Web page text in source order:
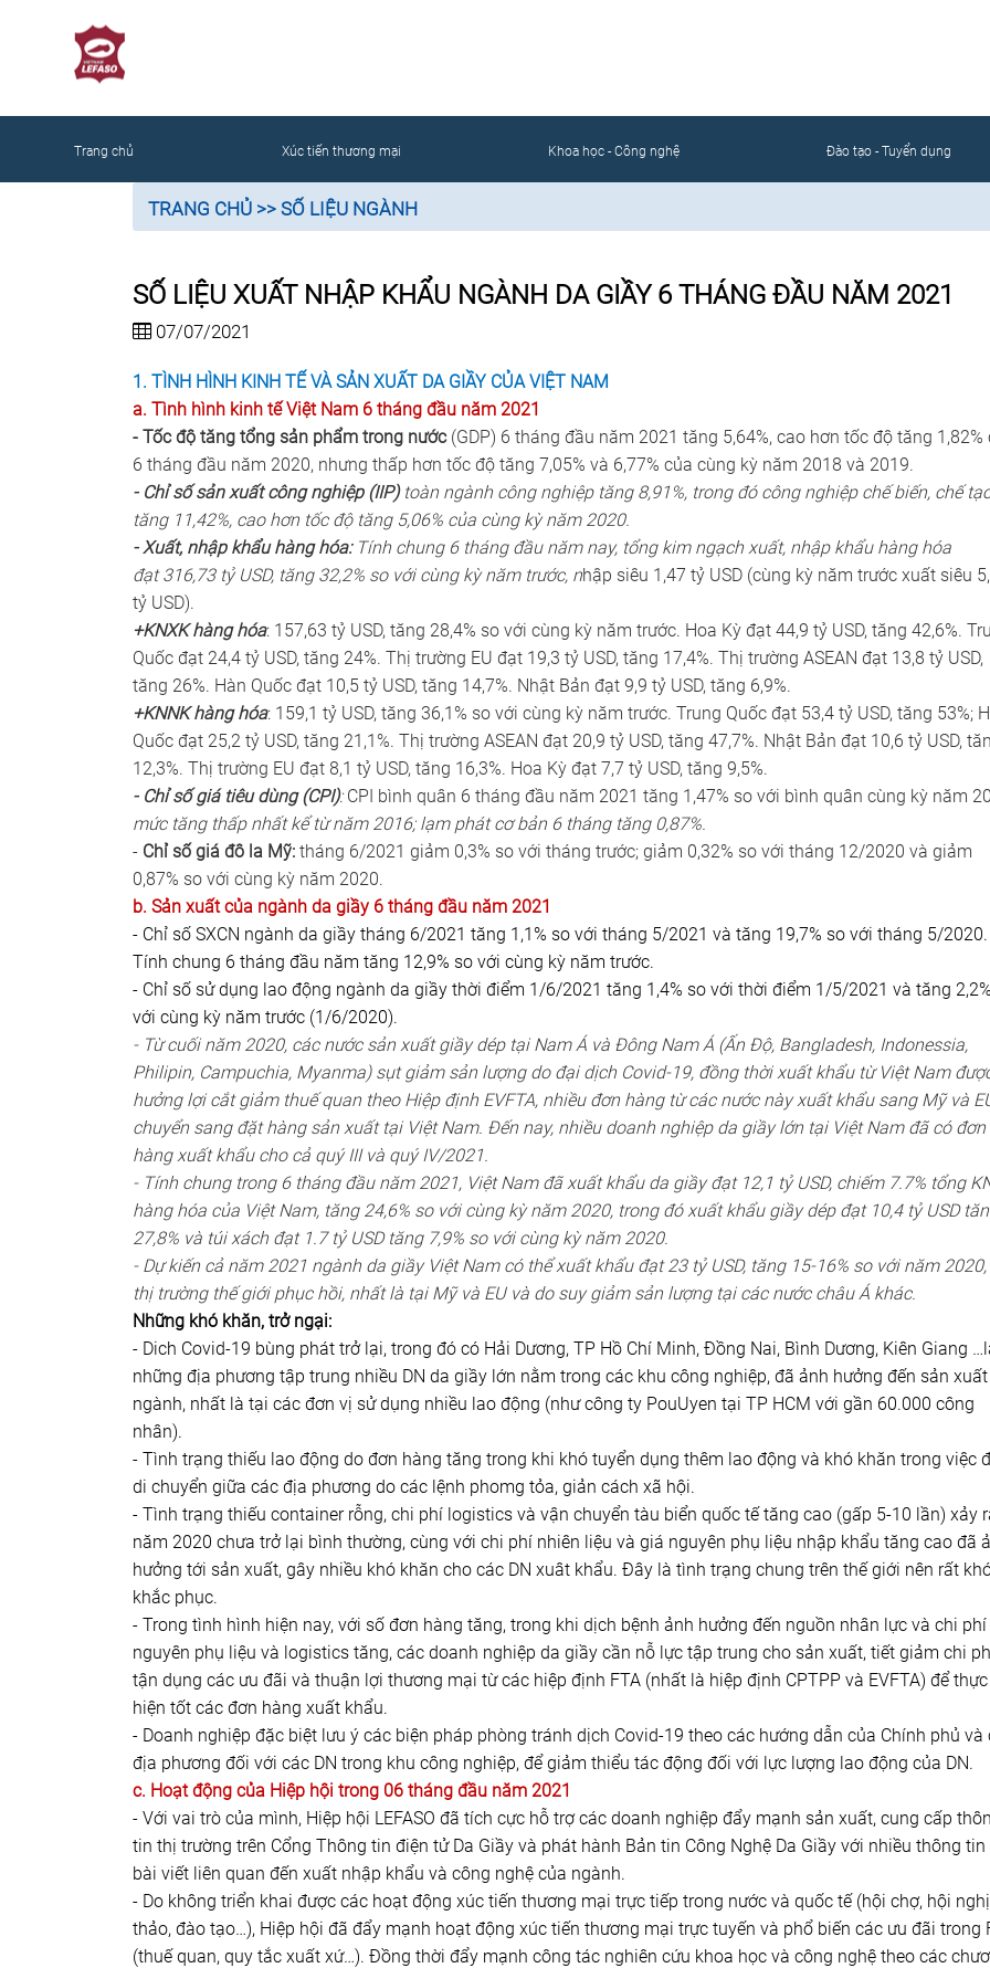
Trang chủ Xúc tiến thương mại Khoa học - Công nghệ Đào tạo - Tuyển dụng
TRANG CHỦ >> SỐ LIỆU NGÀNH
SỐ LIỆU XUẤT NHẬP KHẨU NGÀNH DA GIẦY 6 THÁNG ĐẦU NĂM 2021
07/07/2021
1. TÌNH HÌNH KINH TẾ VÀ SẢN XUẤT DA GIẦY CỦA VIỆT NAM
a. Tình hình kinh tế Việt Nam 6 tháng đầu năm 2021
- Tốc độ tăng tổng sản phẩm trong nước(GDP) 6 tháng đầu năm 2021 tăng 5,64%, cao hơn tốc độ tăng 1,82%
6 tháng đầu năm 2020, nhưng thấp hơn tốc độ tăng 7,05% và 6,77% của cùng kỳ năm 2018 và 2019.
- Chỉ số sản xuất công nghiệp (IIP)toàn ngành công nghiệp tăng 8,91%, trong đó công nghiệp chế biến, chế
tăng 11,42%, cao hơn tốc độ tăng 5,06% của cùng kỳ năm 2020.
- Xuất, nhập khẩu hàng hóa: Tính chung 6 tháng đầu năm nay, tổng kim ngạch xuất, nhập khẩu hàng hóa
đạt 316,73 tỷ USD, tăng 32,2% so với cùng kỳ năm trước, nhập siêu 1,47 tỷ USD (cùng kỳ năm trước xuất siêu
tỷ USD).
+KNXK hàng hóa: 157,63 tỷ USD, tăng 28,4% so với cùng kỳ năm trước. Hoa Kỳ đạt 44,9 tỷ USD, tăng 42,6%.
Quốc đạt 24,4 tỷ USD, tăng 24%. Thị trường EU đạt 19,3 tỷ USD, tăng 17,4%. Thị trường ASEAN đạt 13,8 tỷ USD,
tăng 26%. Hàn Quốc đạt 10,5 tỷ USD, tăng 14,7%. Nhật Bản đạt 9,9 tỷ USD, tăng 6,9%.
+KNNK hàng hóa: 159,1 tỷ USD, tăng 36,1% so với cùng kỳ năm trước. Trung Quốc đạt 53,4 tỷ USD, tăng 53%;
Quốc đạt 25,2 tỷ USD, tăng 21,1%. Thị trường ASEAN đạt 20,9 tỷ USD, tăng 47,7%. Nhật Bản đạt 10,6 tỷ USD,
12,3%. Thị trường EU đạt 8,1 tỷ USD, tăng 16,3%. Hoa Kỳ đạt 7,7 tỷ USD, tăng 9,5%.
- Chỉ số giá tiêu dùng (CPI):CPI bình quân 6 tháng đầu năm 2021 tăng 1,47% so với bình quân cùng kỳ năm
mức tăng thấp nhất kể từ năm 2016; lạm phát cơ bản 6 tháng tăng 0,87%.
- Chỉ số giá đô la Mỹ: tháng 6/2021 giảm 0,3% so với tháng trước; giảm 0,32% so với tháng 12/2020 và giảm
0,87% so với cùng kỳ năm 2020.
b. Sản xuất của ngành da giầy 6 tháng đầu năm 2021
- Chỉ số SXCN ngành da giầy tháng 6/2021 tăng 1,1% so với tháng 5/2021 và tăng 19,7% so với tháng 5/2020.
Tính chung 6 tháng đầu năm tăng 12,9% so với cùng kỳ năm trước.
- Chỉ số sử dụng lao động ngành da giầy thời điểm 1/6/2021 tăng 1,4% so với thời điểm 1/5/2021 và tăng
với cùng kỳ năm trước (1/6/2020).
- Từ cuối năm 2020, các nước sản xuất giầy dép tại Nam Á và Đông Nam Á (Ấn Độ, Bangladesh, Indonessia,
Philipin, Campuchia, Myanma) sụt giảm sản lượng do đại dịch Covid-19, đồng thời xuất khẩu từ Việt Nam
hưởng lợi cắt giảm thuế quan theo Hiệp định EVFTA, nhiều đơn hàng từ các nước này xuất khẩu sang Mỹ và
chuyển sang đặt hàng sản xuất tại Việt Nam. Đến nay, nhiều doanh nghiệp da giầy lớn tại Việt Nam đã có đơn
hàng xuất khẩu cho cả quý III và quý IV/2021.
- Tính chung trong 6 tháng đầu năm 2021, Việt Nam đã xuất khẩu da giầy đạt 12,1 tỷ USD, chiếm 7.7% tổng
hàng hóa của Việt Nam, tăng 24,6% so với cùng kỳ năm 2020, trong đó xuất khẩu giầy dép đạt 10,4 tỷ USD
27,8% và túi xách đạt 1.7 tỷ USD tăng 7,9% so với cùng kỳ năm 2020.
- Dự kiến cả năm 2021 ngành da giầy Việt Nam có thể xuất khẩu đạt 23 tỷ USD, tăng 15-16% so với năm
thị trường thế giới phục hồi, nhất là tại Mỹ và EU và do suy giảm sản lượng tại các nước châu Á khác.
Những khó khăn, trở ngại:
- Dich Covid-19 bùng phát trở lại, trong đó có Hải Dương, TP Hồ Chí Minh, Đồng Nai, Bình Dương, Kiên Giang
những địa phương tập trung nhiều DN da giầy lớn nằm trong các khu công nghiệp, đã ảnh hưởng đến sản
ngành, nhất là tại các đơn vị sử dụng nhiều lao động (như công ty PouUyen tại TP HCM với gần 60.000 công
nhân).
- Tình trạng thiếu lao động do đơn hàng tăng trong khi khó tuyển dụng thêm lao động và khó khăn trong việc
di chuyển giữa các địa phương do các lệnh phomg tỏa, giản cách xã hội.
- Tình trạng thiếu container rỗng, chi phí logistics và vận chuyển tàu biển quốc tế tăng cao (gấp 5-10 lần) xảy
năm 2020 chưa trở lại bình thường, cùng với chi phí nhiên liệu và giá nguyên phụ liệu nhập khẩu tăng cao đã
hưởng tới sản xuất, gây nhiều khó khăn cho các DN xuât khẩu. Đây là tình trạng chung trên thế giới nên rất
khắc phục.
- Trong tình hình hiện nay, với số đơn hàng tăng, trong khi dịch bệnh ảnh hưởng đến nguồn nhân lực và chi phí
nguyên phụ liệu và logistics tăng, các doanh nghiệp da giầy cần nỗ lực tập trung cho sản xuất, tiết giảm chi
tận dụng các ưu đãi và thuận lợi thương mại từ các hiệp định FTA (nhất là hiệp định CPTPP và EVFTA) để thực
hiện tốt các đơn hàng xuất khẩu.
- Doanh nghiệp đặc biệt lưu ý các biện pháp phòng tránh dịch Covid-19 theo các hướng dẫn của Chính phủ và
địa phương đối với các DN trong khu công nghiệp, để giảm thiểu tác động đối với lực lượng lao động của DN.
c. Hoạt động của Hiệp hội trong 06 tháng đầu năm 2021
- Với vai trò của mình, Hiệp hội LEFASO đã tích cực hỗ trợ các doanh nghiệp đẩy mạnh sản xuất, cung cấp
tin thị trường trên Cổng Thông tin điện tử Da Giầy và phát hành Bản tin Công Nghệ Da Giầy với nhiều thông tin
bài viết liên quan đến xuất nhập khẩu và công nghệ của ngành.
- Do không triển khai được các hoạt động xúc tiến thương mại trực tiếp trong nước và quốc tế (hội chợ, hội
thảo, đào tạo…), Hiệp hội đã đẩy mạnh hoạt động xúc tiến thương mại trực tuyến và phổ biến các ưu đãi trong
(thuế quan, quy tắc xuất xứ…). Đồng thời đẩy mạnh công tác nghiên cứu khoa học và công nghệ theo các